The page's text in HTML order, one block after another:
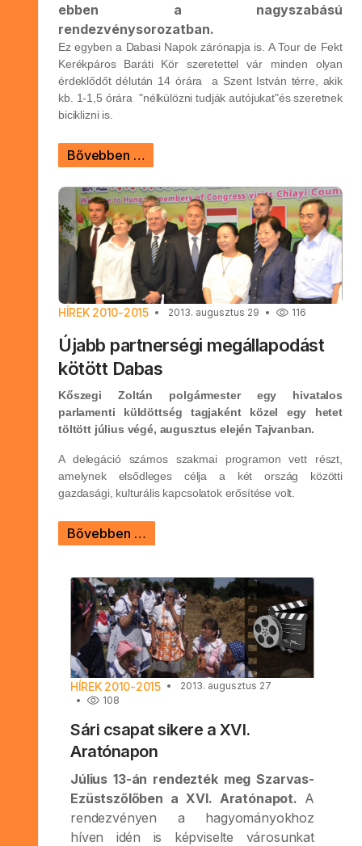
ebben a nagyszabású
rendezvénysorozatban.
Ez egyben a Dabasi Napok zárónapja is. A Tour de Fekt
Kerékpáros Baráti Kör szeretettel vár minden olyan
érdeklődőt délután 14 órára a Szent István térre, akik
kb. 1-1,5 órára "nélkülözni tudják autójukat"és szeretnek
biciklizni is.
Bővebben …
HÍREK 2010-2015 2013. augusztus 29 116
Újabb partnerségi megállapodást
kötött Dabas
Kőszegi Zoltán polgármester egy hivatalos
parlamenti küldöttség tagjaként közel egy hetet
töltött július végé, augusztus elején Tajvanban.
A delegáció számos szakmai programon vett részt,
amelynek elsődleges célja a két ország közötti
gazdasági, kulturális kapcsolatok erősítése volt.
Bővebben …
HÍREK 2010-2015
2013. augusztus 27
108
Sári csapat sikere a XVI.
Aratónapon
Július 13-án rendezték meg Szarvas-
Ezüstszőlőben a XVI. Aratónapot. A
rendezvényen a hagyományokhoz
híven idén is képviselte városunkat